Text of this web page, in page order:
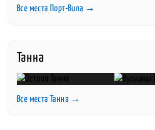
Все места Порт-Вила →
Танна
Все места Танна →